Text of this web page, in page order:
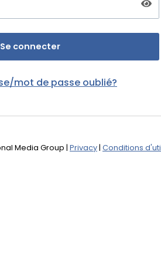
mot de passe oublié?
Media Group | Privacy| Conditions